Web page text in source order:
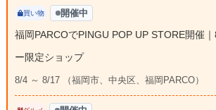
買い物 開催中
福岡PARCOでPINGU POP UP STORE開催
ー限定ショップ
8/4 ～ 8/17 （福岡市、中央区、福岡PARCO）